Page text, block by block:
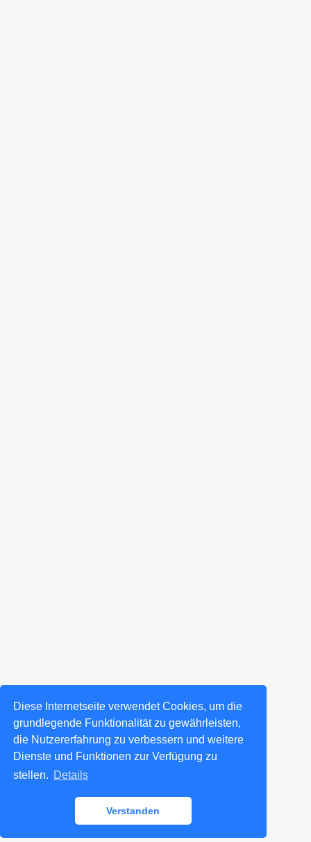
Diese Internetseite verwendet Cookies, um die
grundlegende Funktionalität zu gewährleisten,
die Nutzererfahrung zu verbessern und weitere
Dienste und Funktionen zur Verfügung zu
stellen. Details
Verstanden